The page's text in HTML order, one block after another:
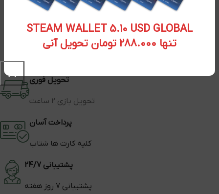
STEAM WALLET 5.10 USD GLOBAL
تنها 288.000 تومان تحویل آنی
تحویل فوری
تحویل بازی 2 ساعت
پرداخت آسان
کلیه کارت ها شتاب
پشتیبانی 24/7
پشتیبانی 7 روز هفته